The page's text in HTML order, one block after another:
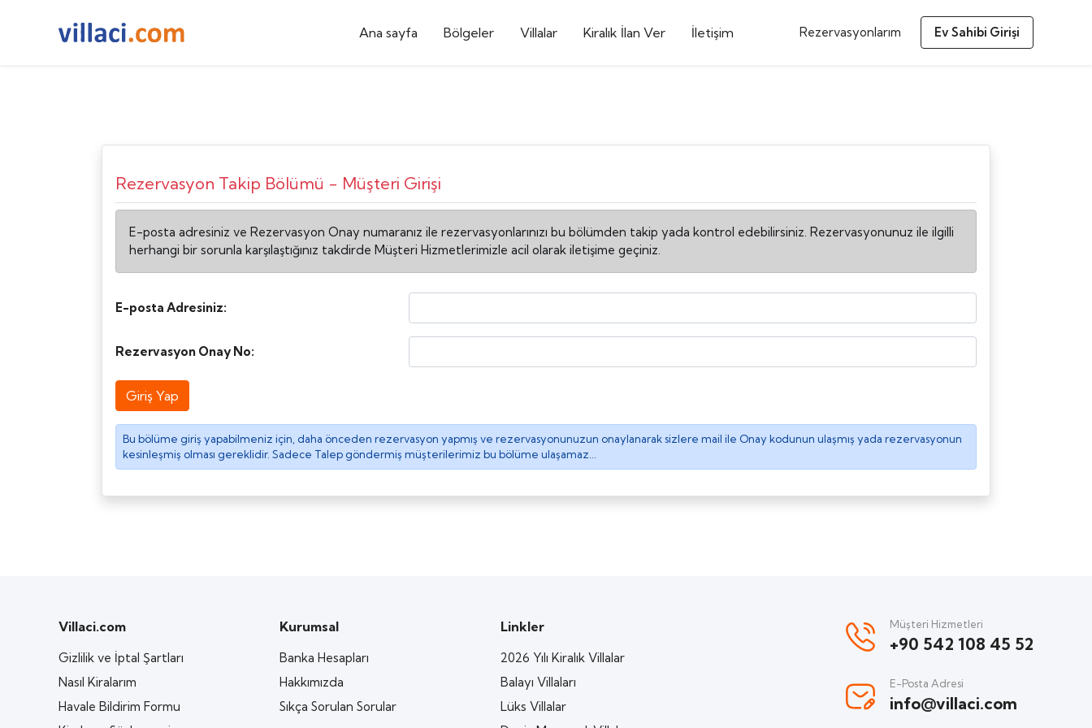
Ana sayfa Bölgeler Villalar Kiralık İlan Ver İletişim Rezervasyonlarım Ev Sahibi Girişi
Rezervasyon Takip Bölümü - Müşteri Girişi
E-posta adresiniz ve Rezervasyon Onay numaranız ile rezervasyonlarınızı bu bölümden takip yada kontrol edebilirsiniz. Rezervasyonunuz ile ilgilli
herhangi bir sorunla karşılaştığınız takdirde Müşteri Hizmetlerimizle acil olarak iletişime geçiniz.
E-posta Adresiniz:
Rezervasyon Onay No:
Giriş Yap
Bu bölüme giriş yapabilmeniz için, daha önceden rezervasyon yapmış ve rezervasyonunuzun onaylanarak sizlere mail ile Onay kodunun ulaşmış yada rezervasyonun
kesinleşmiş olması gereklidir. Sadece Talep göndermiş müşterilerimiz bu bölüme ulaşamaz...
Villaci.com
Gizlilik ve İptal Şartları
Nasıl Kiralarım
Havale Bildirim Formu
Kurumsal
Banka Hesapları
Hakkımızda
Sıkça Sorulan Sorular
Linkler
2026 Yılı Kiralık Villalar
Balayı Villaları
Lüks Villalar
Müşteri Hizmetleri
+90 542 108 45 52
E-Posta Adresi
info@villaci.com